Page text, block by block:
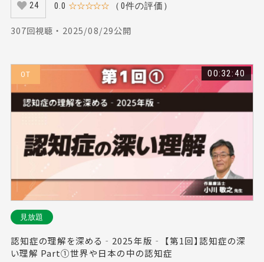
24 0.0 ☆☆☆☆☆ （0件の評価）
307回視聴 ・ 2025/08/29公開
OT 00:32:40
見放題
認知症の理解を深める‐2025年版‐ 【第1回】認知症の深
い理解 Part①世界や日本の中の認知症